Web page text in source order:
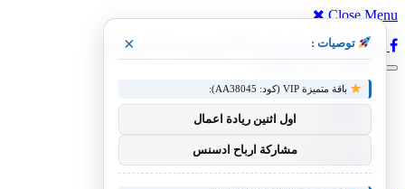
Close Menu
فيسبوك
X (Twitter)
Threads
أخبار
أنترنت
توصيات : ×
باقة متميزة VIP (كود: AA38045):
اول اثنين ريادة اعمال
مشاركة ارباح ادسنس